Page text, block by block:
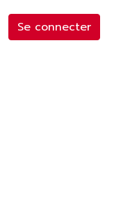
Se connecter